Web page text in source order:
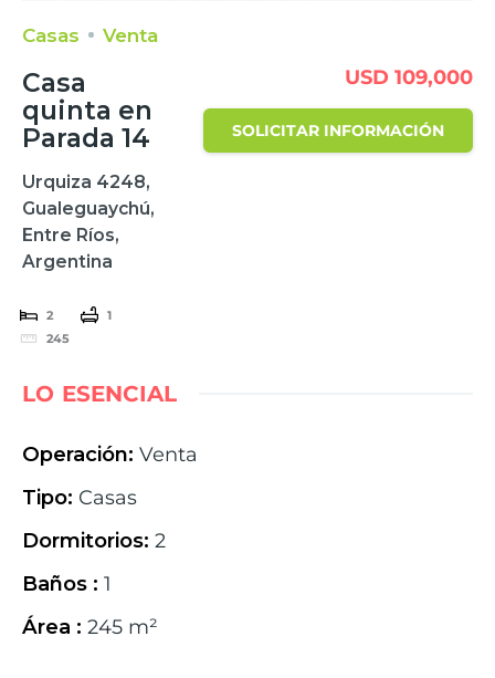
Casas Venta
Casa
quinta en
Parada 14
Urquiza 4248,
Gualeguaychú,
Entre Ríos,
Argentina
2
1
245
USD 109,000
SOLICITAR INFORMACIÓN
LO ESENCIAL
Operación: Venta
Tipo: Casas
Dormitorios: 2
Baños : 1
Área : 245 m²